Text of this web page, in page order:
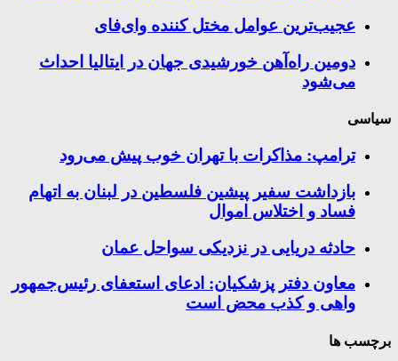
عجیب‌ترین عوامل مختل کننده وای‌فای
دومین راه‌آهن خورشیدی جهان در ایتالیا احداث
می‌شود
سیاسی
ترامپ: مذاکرات با تهران خوب پیش می‌رود
بازداشت سفیر پیشین فلسطین در لبنان به اتهام
فساد و اختلاس اموال
حادثه دریایی در نزدیکی سواحل عمان
معاون دفتر پزشکیان: ادعای استعفای رئیس‌جمهور
واهی و کذب محض است
برچسب ها